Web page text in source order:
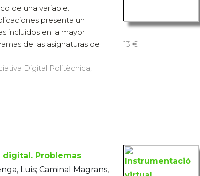
de una variable:
presenta un
incluidos en la mayor
de las asignaturas de
Digital Politècnica,
13 €
digital. Problemas
Luis; Caminal Magrans,